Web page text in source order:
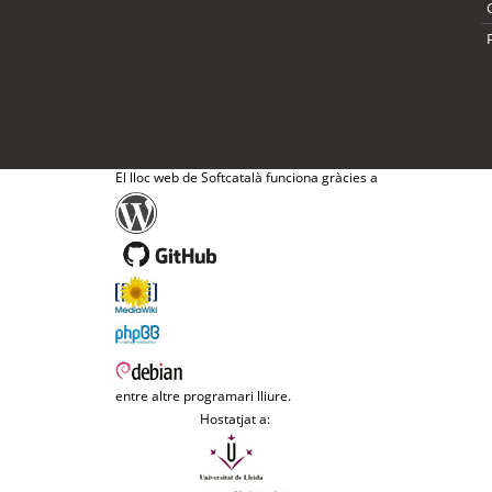
El lloc web de Softcatalà funciona gràcies a
entre altre programari lliure.
Hostatjat a: